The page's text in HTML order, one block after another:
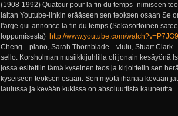
(1908-1992) Quatour pour la fin du temps -nimiseen
laitan Youtube-linkin erääseen sen teoksen osaan Se
l'arge qui annonce la fin du temps (Sekasortoinen
loppumisesta) http://www.youtube.com/
Cheng—piano, Sarah Thornblade—viulu, Stuart
sello. Korsholman musiikkijuhlilla oli jonain kesäyönä
jossa esitettiin tämä kyseinen teos ja kirjoittelin sen
kyseiseen teoksen osaan. Sen myötä ihanaa kevään
laulussa ja kevään kukissa on absoluuttista kauneutta.